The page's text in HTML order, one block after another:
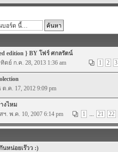
edition } BY โฟร์ ศกลรัตน์
1
2 3
ตย์ ก.ค. 28, 2013 1:36 am
ต.ค. 17, 2012 9:09 pm
งไหม
1
... 21 22
. พ.ค. 10, 2007 6:14 pm
นหน่อยเร๊วว :)